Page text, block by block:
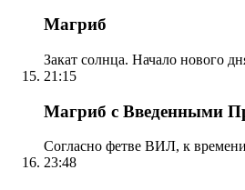
Магриб
Закат солнца. Начало нового
21:15
Магриб с Введенными
Согласно фетве ВИЛ, к
23:48